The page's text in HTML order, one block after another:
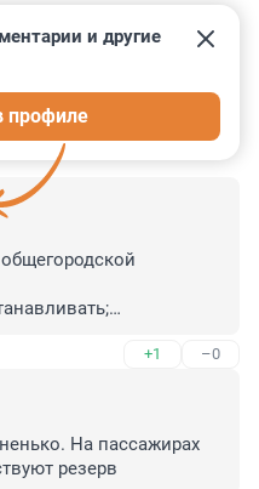
и другие
профиле
"Рикша" присваивать.
+1 –0
На пассажирах
резерв